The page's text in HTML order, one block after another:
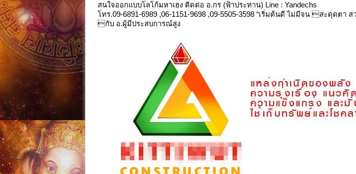
สนใจออกแบบโลโก้มหาเฮง ติดต่อ อ.กร (ฟ้าประทาน) Line : Yandechs
โทร.09-6891-6989 ,06-1151-9698 ,09-5505-3598 “เริ่มต้นดี ไม่มีจน สะดุดตา ส
กับ อ.ผู้มีประสบการณ์สูง